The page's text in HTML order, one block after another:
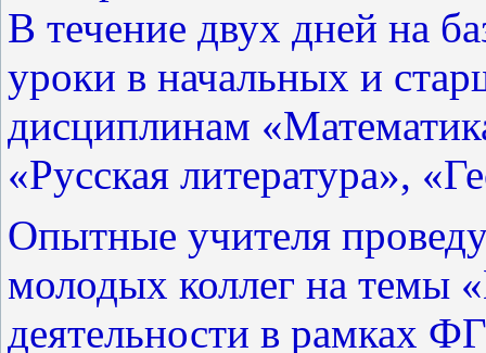
В течение двух дней на
уроки в начальных и
дисциплинам
«Русская литература»,
Опытные учителя
молодых коллег на темы
деятельности в рамках